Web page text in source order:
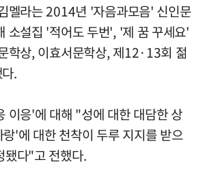
멜라는 2014년 '자음과모음' 신인문
소설집 '적어도 두번', '제 꿈 꾸세요'
학상, 이효서문학상, 제12·13회 젊
.
이응'에 대해 "성에 대한 대담한 상
'에 대한 천착이 두루 지지를 받으
됐다"고 전했다.